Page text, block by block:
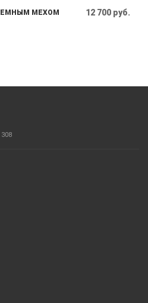
МЕХОМ
12 700 руб.